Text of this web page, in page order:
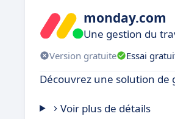
monday.com
Une gestion du
Version gratuite Essai
Découvrez une solution
Voir plus de détails